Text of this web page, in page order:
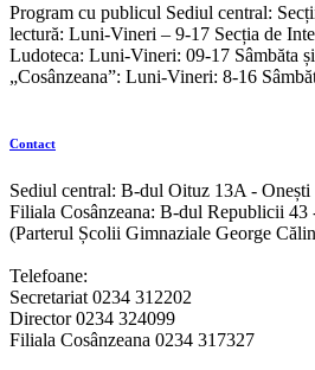
Program cu publicul Sediul central:
lectură: Luni-Vineri – 9-17 Secția de
Ludoteca: Luni-Vineri: 09-17 Sâmbăta
„Cosânzeana”: Luni-Vineri: 8-16
Contact
Sediul central: B-dul Oituz 13A - Onești
Filiala Cosânzeana: B-dul Republicii 43
(Parterul Școlii Gimnaziale George
Telefoane:
Secretariat 0234 312202
Director 0234 324099
Filiala Cosânzeana 0234 317327